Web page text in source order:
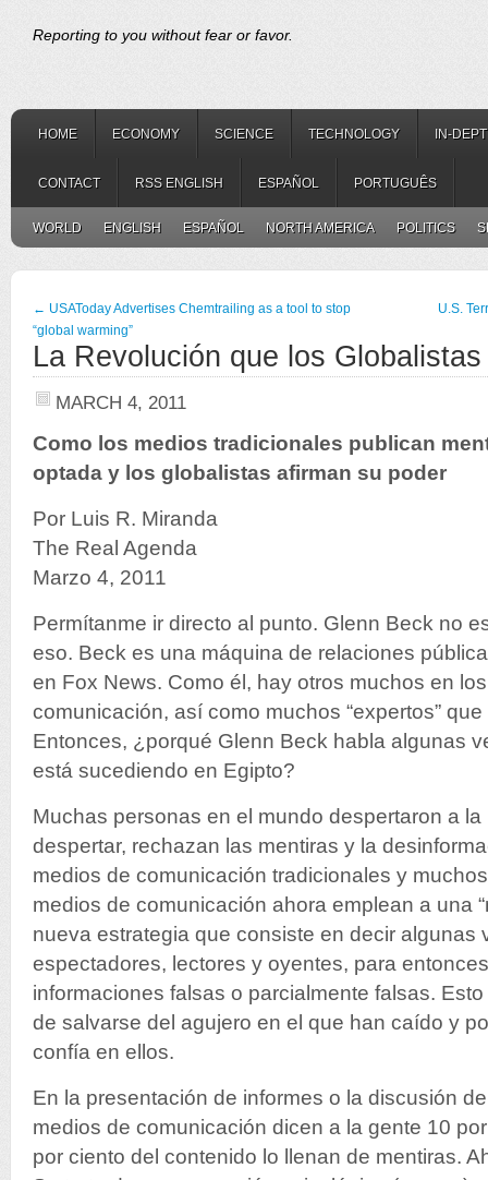
Reporting to you without fear or favor.
HOME ECONOMY SCIENCE TECHNOLOGY IN-
CONTACT RSS ENGLISH ESPAÑOL PORTUGUÊS
WORLD ENGLISH ESPAÑOL NORTH AMERICA POLITICS
← USAToday Advertises Chemtrailing as a tool to stop
“global warming”
U.S.
La Revolución que los
MARCH 4, 2011
Como los medios tradicionales publican
optada y los globalistas afirman su poder
Por Luis R. Miranda
The Real Agenda
Marzo 4, 2011
Permítanme ir directo al punto. Glenn Beck no
eso. Beck es una máquina de relaciones
en Fox News. Como él, hay otros muchos en
comunicación, así como muchos “expertos”
Entonces, ¿porqué Glenn Beck habla algunas
está sucediendo en Egipto?
Muchas personas en el mundo despertaron a
despertar, rechazan las mentiras y la
medios de comunicación tradicionales y
medios de comunicación ahora emplean a una
nueva estrategia que consiste en decir algunas
espectadores, lectores y oyentes, para
informaciones falsas o parcialmente falsas.
de salvarse del agujero en el que han caído y
confía en ellos.
En la presentación de informes o la discusión
medios de comunicación dicen a la gente 10
por ciento del contenido lo llenan de mentiras.